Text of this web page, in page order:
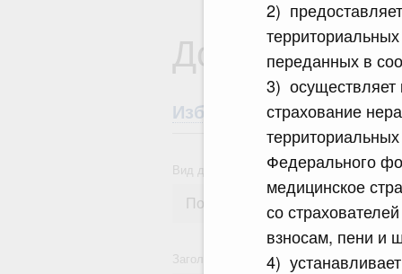
2)
переданных в
3) осуществляет
страхование
Федерального
медицинское
со
взносам, пени и
4)
Документы
Избранные документы
Вид документа
Заголовок или текст документа